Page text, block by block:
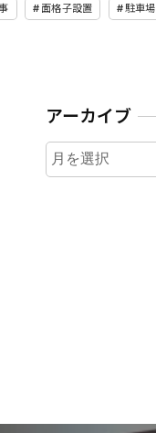
面格子設置 駐車場
アーカイブ
ア
ー